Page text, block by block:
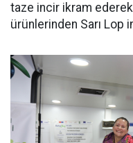
taze incir ikram
ürünlerinden Sarı Lop